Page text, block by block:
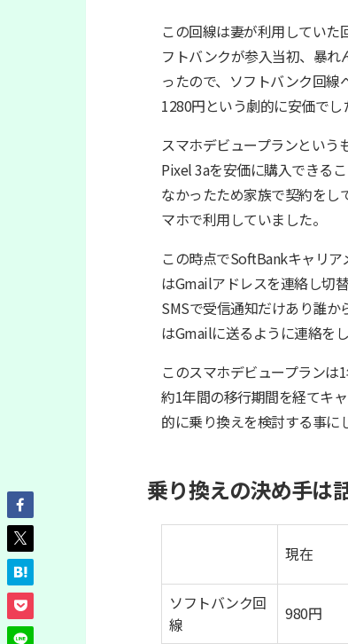
この回線は妻が利用してい
フトバンクが参入当初、暴
ったので、ソフトバンク回線
1280円という劇的に安価でし
スマホデビュープランという
Pixel 3aを安価に購入できる
なかったため家族で契約をし
マホで利用していました。
この時点でSoftBankキャリ
はGmailアドレスを連絡し切
SMSで受信通知だけあり誰
はGmailに送るように連絡をし
このスマホデビュープランは
約1年間の移行期間を経てキ
的に乗り換えを検討する事に
乗り換えの決め手は
現在
ソフトバンク回
線
980円